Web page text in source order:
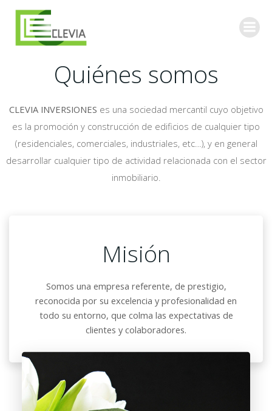
Quiénes somos
CLEVIA INVERSIONES es una sociedad mercantil cuyo objetivo
es la promoción y construcción de edificios de cualquier tipo
(residenciales, comerciales, industriales, etc…), y en general
desarrollar cualquier tipo de actividad relacionada con el sector
inmobiliario.
Misión
Somos una empresa referente, de prestigio,
reconocida por su excelencia y profesionalidad en
todo su entorno, que colma las expectativas de
clientes y colaboradores.